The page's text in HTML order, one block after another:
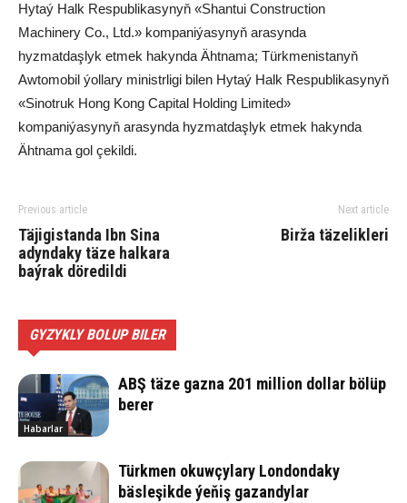
Hytaý Halk Respublikasynyň «Shantui Construction
Machinery Co., Ltd.» kompaniýasynyň arasynda
hyzmatdaşlyk etmek hakynda Ähtnama; Türkmenistanyň
Awtomobil ýollary ministrligi bilen Hytaý Halk Respublikasynyň
«Sinotruk Hong Kong Capital Holding Limited»
kompaniýasynyň arasynda hyzmatdaşlyk etmek hakynda
Ähtnama gol çekildi.
Previous article
Täjigistanda Ibn Sina
adyndaky täze halkara
baýrak döredildi
Next article
Birža täzelikleri
GYZYKLY BOLUP BILER
Habarlar
ABŞ täze gazna 201 million dollar bölüp
berer
Türkmen okuwçylary Londondaky
bäsleşikde ýeňiş gazandylar